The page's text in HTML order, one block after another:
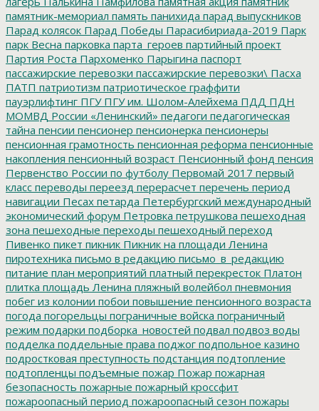
памятник-мемориал память панихида парад выпускников
Парад колясок Парад Победы Парасибириада-2019 Парк
парк Весна парковка парта_героев партийный проект
Партия Роста Пархоменко Парыгина паспорт
пассажирские перевозки пассажирские перевозки\ Пасха
ПАТП патриотизм патриотическое граффити
пауэрлифтинг ПГУПГУ им. Шолом-Алейхема ПДД ПДН
МОМВД России «Ленинский» педагоги педагогическая
тайна пенсии пенсионер пенсионерка пенсионеры
пенсионная грамотность пенсионная реформа пенсионные
накопления пенсионный возраст Пенсионный фонд пенсия
Первенство России по футболу Первомай 2017 первый
класс переводы переезд перерасчет перечень период
навигации Песах петарда Петербургский международный
экономический форум Петровка петрушкова пешеходная
зона пешеходные переходы пешеходный переход
Пивенко пикет пикник Пикник на площади Ленина
пиротехника письмо в редакцию письмо_в_редакцию
питание план мероприятий платный перекресток Платон
плитка площадь Ленина пляжный волейбол пневмония
побег из колонии побои повышение пенсионного возраста
погода погорельцы пограничные войска пограничный
режим подарки подборка_новостей подвал подвоз воды
подделка поддельные права поджог подпольное казино
подростковая преступность подстанция подтопление
подтопленцы подъемные пожар Пожар пожарная
безопасность пожарные пожарный кроссфит
пожароопасный период пожароопасный сезон пожары